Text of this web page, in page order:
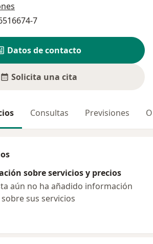
7
Datos de contacto
Solicita una cita
Consultas Previsiones
sobre servicios y precios
aún no ha añadido información
sobre sus servicios